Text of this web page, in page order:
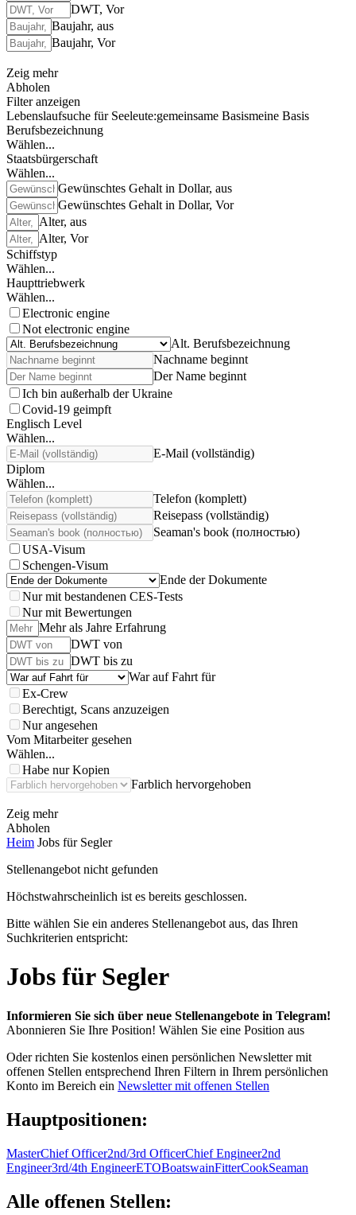
DWT, Vor
Baujahr, aus
Baujahr, Vor
Zeig mehr
Abholen
Filter anzeigen
Lebenslaufsuche für Seeleute:gemeinsame Basismeine Basis
Berufsbezeichnung
Wählen...
Staatsbürgerschaft
Wählen...
Gewünschtes Gehalt in Dollar, aus
Gewünschtes Gehalt in Dollar, Vor
Alter, aus
Alter, Vor
Schiffstyp
Wählen...
Haupttriebwerk
Wählen...
Electronic engine
Not electronic engine
Alt. Berufsbezeichnung
Nachname beginnt
Der Name beginnt
Ich bin außerhalb der Ukraine
Covid-19 geimpft
Englisch Level
Wählen...
E-Mail (vollständig)
Diplom
Wählen...
Telefon (komplett)
Reisepass (vollständig)
Seaman's book (полностью)
USA-Visum
Schengen-Visum
Ende der Dokumente
Nur mit bestandenen CES-Tests
Nur mit Bewertungen
Mehr als Jahre Erfahrung
DWT von
DWT bis zu
War auf Fahrt für
Ex-Crew
Berechtigt, Scans anzuzeigen
Nur angesehen
Vom Mitarbeiter gesehen
Wählen...
Habe nur Kopien
Farblich hervorgehoben
Zeig mehr
Abholen
Heim Jobs für Segler
Stellenangebot nicht gefunden
Höchstwahrscheinlich ist es bereits geschlossen.
Bitte wählen Sie ein anderes Stellenangebot aus, das Ihren
Suchkriterien entspricht:
Jobs für Segler
Informieren Sie sich über neue Stellenangebote in Telegram!
Abonnieren Sie Ihre Position! Wählen Sie eine Position aus
Oder richten Sie kostenlos einen persönlichen Newsletter mit
offenen Stellen entsprechend Ihren Filtern in Ihrem persönlichen
Konto im Bereich ein Newsletter mit offenen Stellen
Hauptpositionen:
MasterChief Officer2nd/3rd OfficerChief Engineer2nd
Engineer3rd/4th EngineerETOBoatswainFitterCookSeaman
Alle offenen Stellen: